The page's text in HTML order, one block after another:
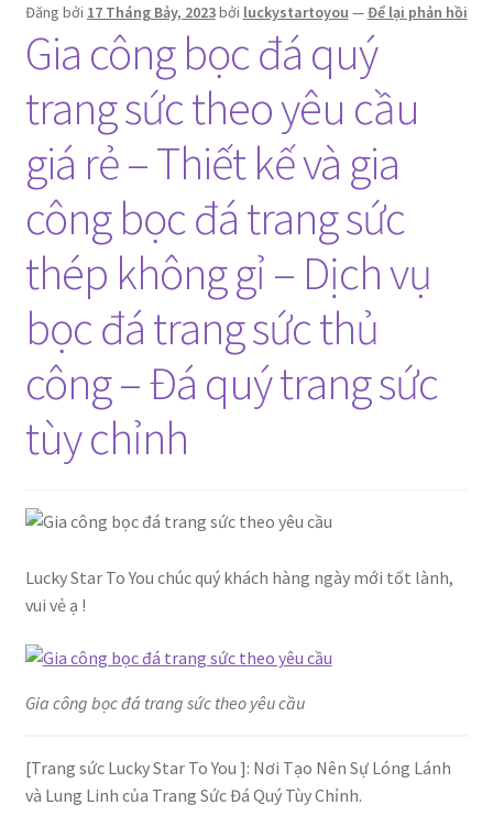
Đăng bởi 17 Tháng Bảy, 2023bởi luckystartoyou —Để lại phản hồi
Gia công bọc đá quý
trang sức theo yêu cầu
giá rẻ – Thiết kế và gia
công bọc đá trang sức
thép không gỉ – Dịch vụ
bọc đá trang sức thủ
công – Đá quý trang sức
tùy chỉnh
Lucky Star To You chúc quý khách hàng ngày mới tốt lành,
vui vẻ ạ !
Gia công bọc đá trang sức theo yêu cầu
[Trang sức Lucky Star To You ]: Nơi Tạo Nên Sự Lóng Lánh
và Lung Linh của Trang Sức Đá Quý Tùy Chỉnh.